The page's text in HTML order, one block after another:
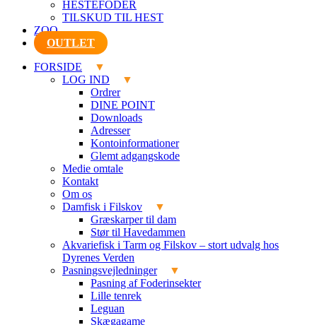
HESTEFODER
TILSKUD TIL HEST
ZOO
OUTLET
FORSIDE
LOG IND
Ordrer
DINE POINT
Downloads
Adresser
Kontoinformationer
Glemt adgangskode
Medie omtale
Kontakt
Om os
Damfisk i Filskov
Græskarper til dam
Stør til Havedammen
Akvariefisk i Tarm og Filskov – stort udvalg hos
Dyrenes Verden
Pasningsvejledninger
Pasning af Foderinsekter
Lille tenrek
Leguan
Skægagame